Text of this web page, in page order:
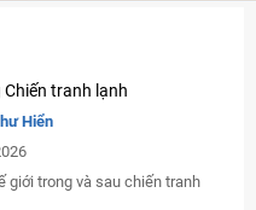
tranh lạnh
Hiển
giới trong và sau chiến tranh